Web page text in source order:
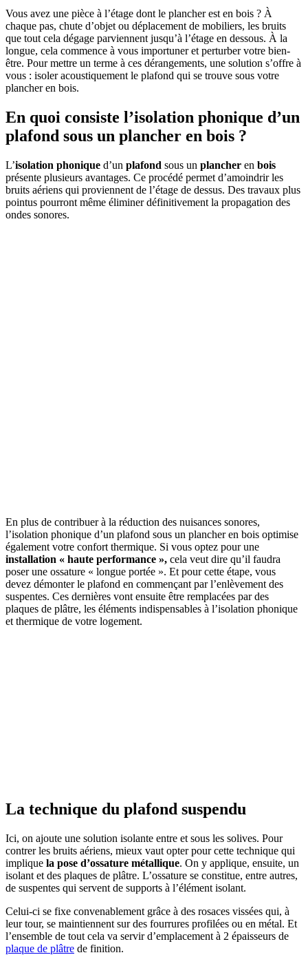
Vous avez une pièce à l’étage dont le plancher est en bois ? À
chaque pas, chute d’objet ou déplacement de mobiliers, les bruits
que tout cela dégage parviennent jusqu’à l’étage en dessous. À la
longue, cela commence à vous importuner et perturber votre bien-
être. Pour mettre un terme à ces dérangements, une solution s’offre à
vous : isoler acoustiquement le plafond qui se trouve sous votre
plancher en bois.
En quoi consiste l’isolation phonique d’un
plafond sous un plancher en bois ?
L’isolation phonique d’un plafond sous un plancher en bois
présente plusieurs avantages. Ce procédé permet d’amoindrir les
bruits aériens qui proviennent de l’étage de dessus. Des travaux plus
pointus pourront même éliminer définitivement la propagation des
ondes sonores.
En plus de contribuer à la réduction des nuisances sonores,
l’isolation phonique d’un plafond sous un plancher en bois optimise
également votre confort thermique. Si vous optez pour une
installation « haute performance », cela veut dire qu’il faudra
poser une ossature « longue portée ». Et pour cette étape, vous
devez démonter le plafond en commençant par l’enlèvement des
suspentes. Ces dernières vont ensuite être remplacées par des
plaques de plâtre, les éléments indispensables à l’isolation phonique
et thermique de votre logement.
La technique du plafond suspendu
Ici, on ajoute une solution isolante entre et sous les solives. Pour
contrer les bruits aériens, mieux vaut opter pour cette technique qui
implique la pose d’ossature métallique. On y applique, ensuite, un
isolant et des plaques de plâtre. L’ossature se constitue, entre autres,
de suspentes qui servent de supports à l’élément isolant.
Celui-ci se fixe convenablement grâce à des rosaces vissées qui, à
leur tour, se maintiennent sur des fourrures profilées ou en métal. Et
l’ensemble de tout cela va servir d’emplacement à 2 épaisseurs de
plaque de plâtre de finition.